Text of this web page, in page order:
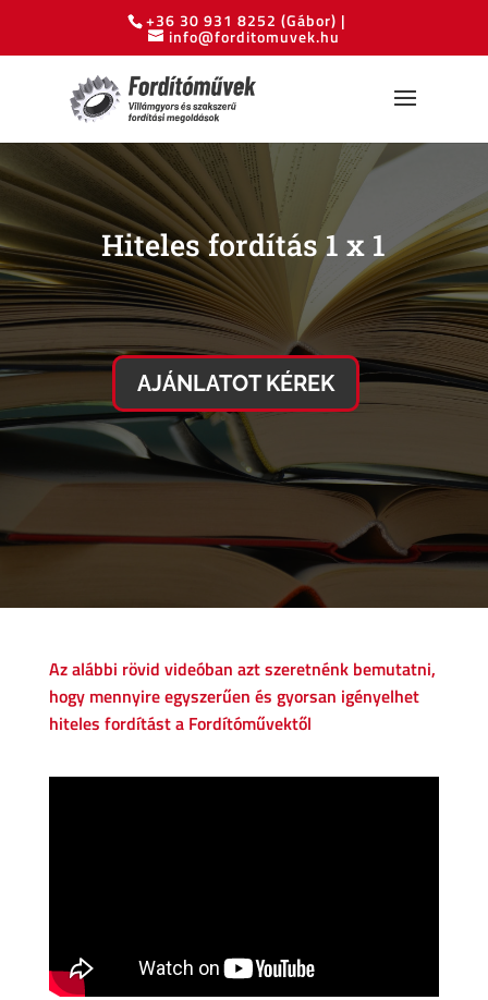
+36 30 931 8252 (Gábor) |
info@forditomuvek.hu
Hiteles fordítás 1 x 1
AJÁNLATOT KÉREK
Az alábbi rövid videóban azt szeretnénk bemutatni,
hogy mennyire egyszerűen és gyorsan igényelhet
hiteles fordítást a Fordítóművektől